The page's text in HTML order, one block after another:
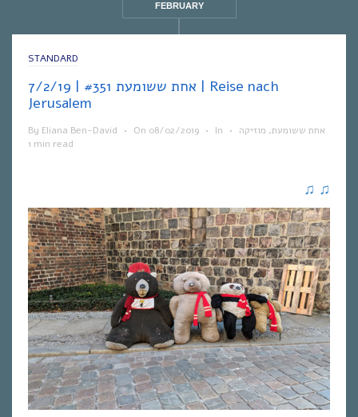
FEBRUARY
STANDARD
אחת ששומעת #351 | 7/2/19 | Reise nach
Jerusalem
By Eliana Ben-David • On 08/02/2019 • In אחת ששומעת, מוזיקה
•
1 min read
♫
♫